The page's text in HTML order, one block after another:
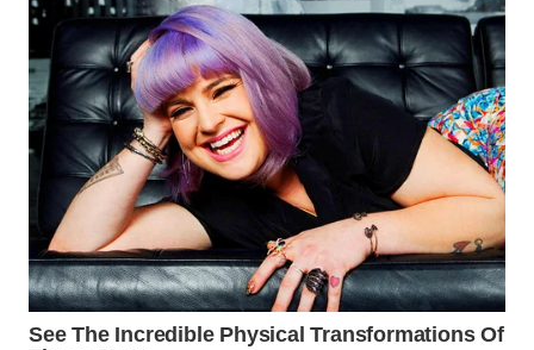
Wahana
Group
WAHANA
NEWS
WAHANA
TANI
WAHANA
ADVOKAT